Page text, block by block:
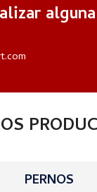
PERNOS